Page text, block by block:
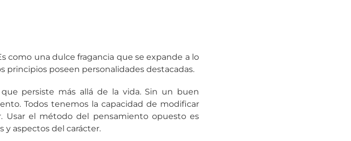
como una dulce fragancia que se expande a lo
principios poseen personalidades destacadas.
persiste más allá de la vida. Sin un buen
Todos tenemos la capacidad de modificar
Usar el método del pensamiento opuesto es
y aspectos del carácter.